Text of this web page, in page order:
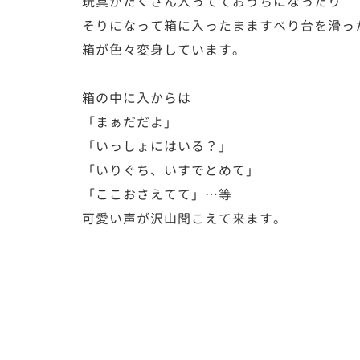
そりになって箱に入ったまますべり台を滑
箱が色々変身しています。
箱の中に入からは
「まぁだだよ」
「いっしょにはいる？」
「いりぐち、いすでとめて」
「ここおさえてて」…等
可愛い声が沢山聞こえて来ます。